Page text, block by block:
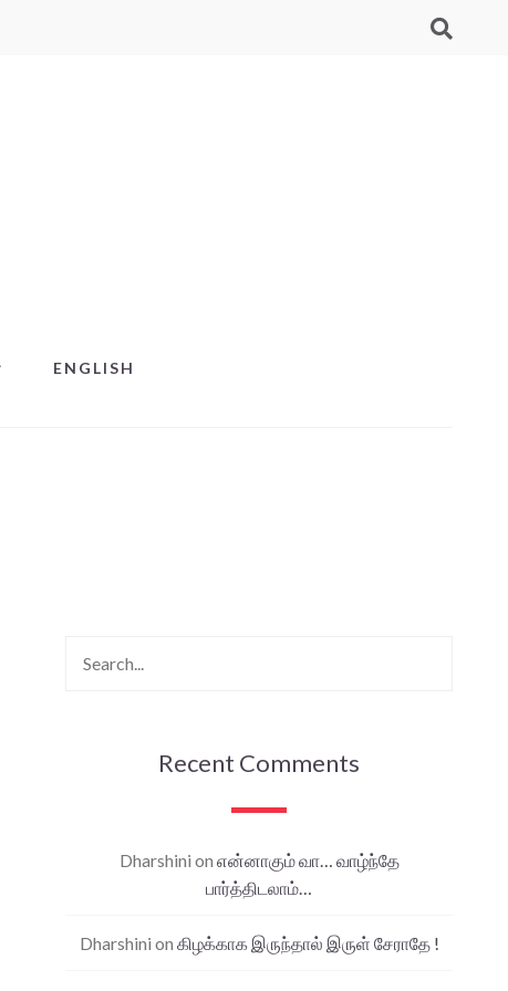
ENGLISH
Recent Comments
Dharshini on என்னாகும் வா… வாழ்ந்தே
பார்த்திடலாம்…
Dharshini on கிழக்காக இருந்தால் இருள் சேராதே !